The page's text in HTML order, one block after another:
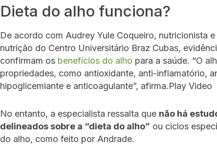
Dieta do alho funciona?
De acordo com Audrey Yule Coqueiro, nutricionista
nutrição do Centro Universitário Braz Cubas,
confirmam os benefícios do alho para a saúde. “O
propriedades, como antioxidante, anti-inflamatório,
hipoglicemiante e anticoagulante”, afirma.Play Video
No entanto, a especialista ressalta que não há
delineados sobre a “dieta do alho” ou ciclos
do alho, como feito por Andrade.